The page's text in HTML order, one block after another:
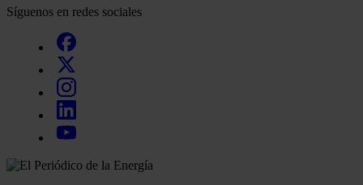
Síguenos en redes sociales